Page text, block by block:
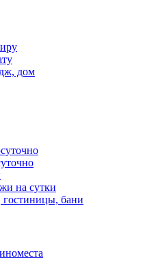
дом
на сутки
гостиницы, бани